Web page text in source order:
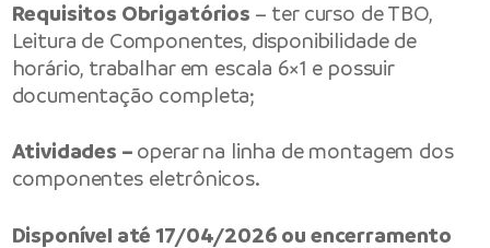
Requisitos Obrigatórios – ter curso de TBO,
Leitura de Componentes, disponibilidade de
horário, trabalhar em escala 6×1 e possuir
documentação completa;
Atividades – operar na linha de montagem dos
componentes eletrônicos.
Disponível até 17/04/2026 ou encerramento